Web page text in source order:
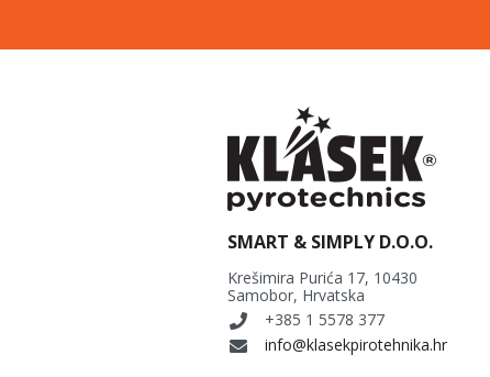
SMART & SIMPLY D.O.O.
Krešimira Purića 17, 10430
Samobor, Hrvatska
+385 1 5578 377
info@klasekpirotehnika.hr